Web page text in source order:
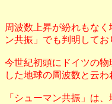
周波数上昇が紛れもな
ン共振」でも判明してお
今世紀初頭にドイツの
した地球の周波数と云わ
「シューマン共振」は